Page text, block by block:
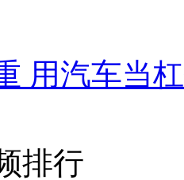
用汽车当
排行